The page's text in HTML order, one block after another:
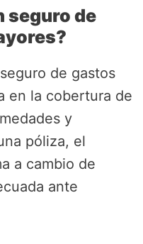
seguro de
de gastos
en la cobertura de
y
póliza, el
a cambio de
ante